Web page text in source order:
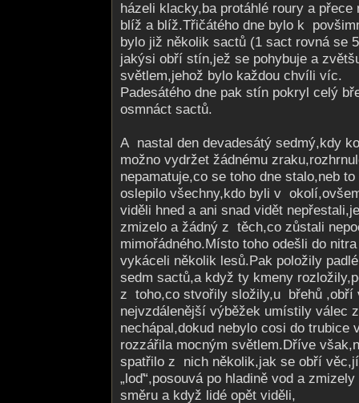
házeli klacky,ba protáhlé roury a přece
blíž a blíž.Třičátého dne bylo k
bylo již několik sactů (1 sact rovná se
jakýsi obří stín,jež se pohybuje a
světlem,jehož bylo každou chvíli víc.
Padesátého dne pak stín pokryl celý
osmnáct sactů.
A nastal den devadesátý sedmý,kdy
možno vydržet žádnému
nepamatuje,co se toho dne stalo,neb
oslepilo všechny,kdo byli v
viděli hned a ani snad vidět
zmizelo a žádný z těch,co zůstali
mimořádného.Místo toho odešli do
vykáceli několik lesů.Pak položily
sedm sactů,a když ty kmeny
z toho,co stvořily složily,u břehů ,obří
nejvzdálenější výběžek umístily válec
nechápal,dokud nebylo cosi do trubice
rozzářila mocným světlem.Dříve
spatřilo z nich několik,jak se obří
„loď“,posouvá po hladině vod a
směru a když lidé opět viděli,